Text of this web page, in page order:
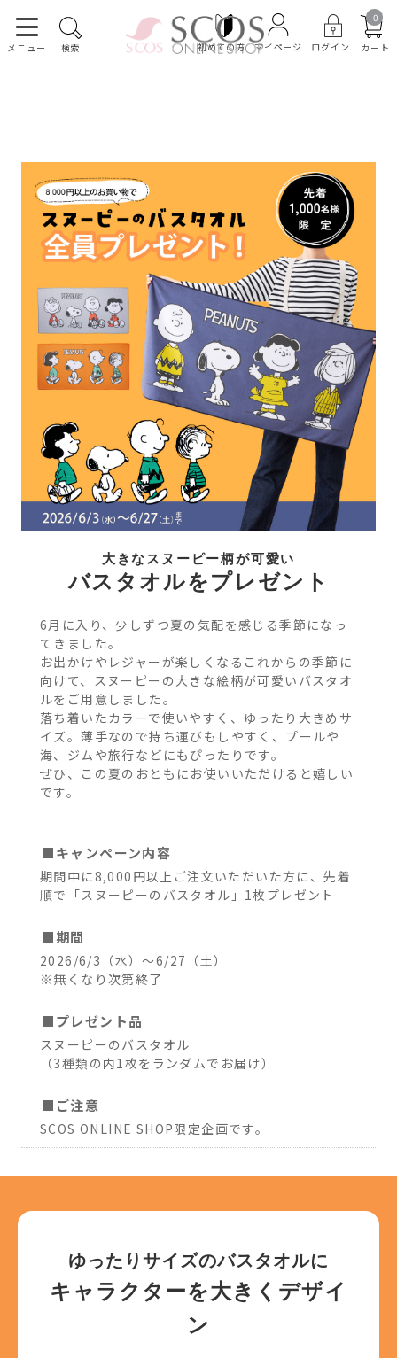
メニュー 検索 初めての方 マイページ ログイン
0
カート
大きなスヌーピー柄が可愛い
バスタオルをプレゼント
6月に入り、少しずつ夏の気配を感じる季節になっ
てきました。
お出かけやレジャーが楽しくなるこれからの季節に
向けて、スヌーピーの大きな絵柄が可愛いバスタオ
ルをご用意しました。
落ち着いたカラーで使いやすく、ゆったり大きめサ
イズ。薄手なので持ち運びもしやすく、プールや
海、ジムや旅行などにもぴったりです。
ぜひ、この夏のおともにお使いいただけると嬉しい
です。
■キャンペーン内容
期間中に8,000円以上ご注文いただいた方に、先着
順で「スヌーピーのバスタオル」1枚プレゼント
■期間
2026/6/3（水）～6/27（土）
※無くなり次第終了
■プレゼント品
スヌーピーのバスタオル
（3種類の内1枚をランダムでお届け）
■ご注意
SCOS ONLINE SHOP限定企画です。
ゆったりサイズのバスタオルに
キャラクターを大きくデザイ
ン